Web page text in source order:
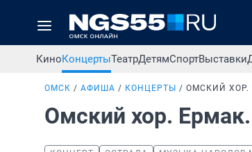
КиноКонцертыТеатрДетямСпортВыставки
ОМСК АФИША КОНЦЕРТЫ ОМСКИЙ ХОР.
Омский хор.